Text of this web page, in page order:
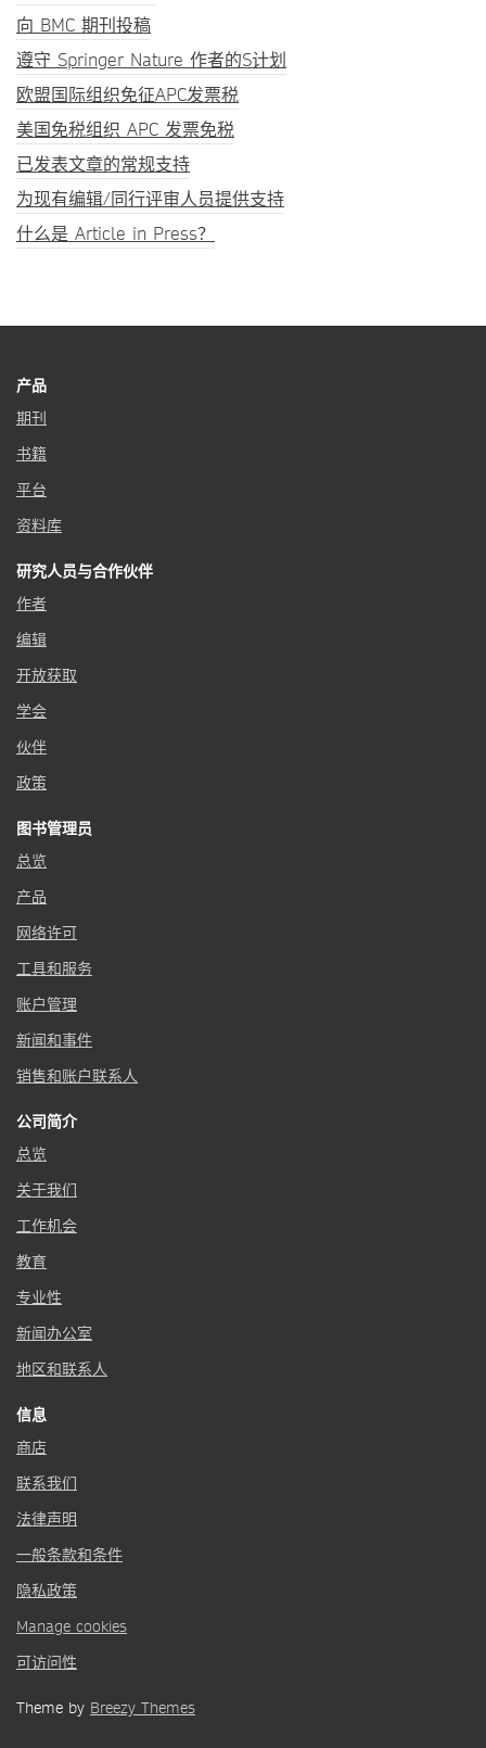
向 BMC 期刊投稿
遵守 Springer Nature 作者的S计划
欧盟国际组织免征APC发票税
美国免税组织 APC 发票免税
已发表文章的常规支持
为现有编辑/同行评审人员提供支持
什么是 Article in Press？
产品
期刊
书籍
平台
资料库
研究人员与合作伙伴
作者
编辑
开放获取
学会
伙伴
政策
图书管理员
总览
产品
网络许可
工具和服务
账户管理
新闻和事件
销售和账户联系人
公司简介
总览
关于我们
工作机会
教育
专业性
新闻办公室
地区和联系人
信息
商店
联系我们
法律声明
一般条款和条件
隐私政策
Manage cookies
可访问性
Theme by Breezy Themes